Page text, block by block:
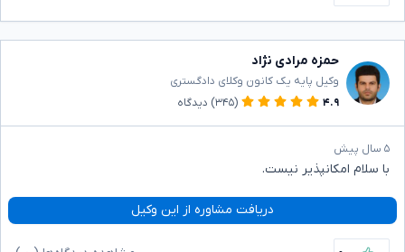
حمزه مرادی نژاد
وکیل پایه یک کانون وکلای دادگستری
۴.۹
(۳۴۵) دیدگاه
۵ سال پیش
با سلام امکانپذیر نیست.
دریافت مشاوره از این وکیل